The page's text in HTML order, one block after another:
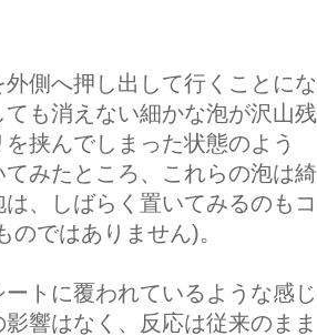
側へ押し出して行くことにな
も消えない細かな泡が沢山残
挟んでしまった状態のよう
みたところ、これらの泡は綺
、しばらく置いてみるのもコ
ではありません)。
トに覆われているような感じ
響はなく、反応は従来のまま